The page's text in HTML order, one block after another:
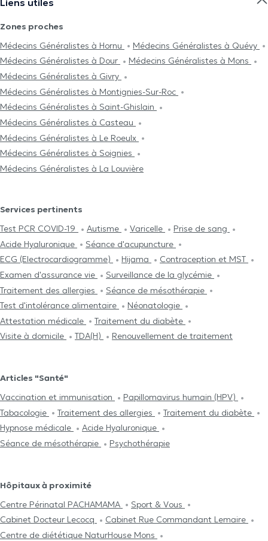
Zones proches
Médecins Généralistes à Hornu
Médecins Généralistes à Quévy
Médecins Généralistes à Dour
Médecins Généralistes à Mons
Médecins Généralistes à Givry
Médecins Généralistes à Montignies-Sur-Roc
Médecins Généralistes à Saint-Ghislain
Médecins Généralistes à Casteau
Médecins Généralistes à Le Roeulx
Médecins Généralistes à Soignies
Médecins Généralistes à La Louvière
Services pertinents
Test PCR COVID-19
Autisme Varicelle
Prise de sang
Acide Hyaluronique
Séance d'acupuncture
ECG (Electrocardiogramme)
Hijama
Contraception et MST
Examen d'assurance vie
Surveillance de la glycémie
Traitement des allergies
Séance de mésothérapie
Test d'intolérance alimentaire
Néonatologie
Attestation médicale
Traitement du diabète
Visite à domicile
TDA(H) Renouvellement de traitement
Articles "Santé"
Vaccination et immunisation
Papillomavirus humain (HPV)
Tabacologie
Traitement des allergies
Traitement du diabète
Hypnose médicale
Acide Hyaluronique
Séance de mésothérapie
Psychothérapie
Hôpitaux à proximité
Centre Périnatal PACHAMAMA
Sport & Vous
Cabinet Docteur Lecocq
Cabinet Rue Commandant Lemaire
Centre de diététique NaturHouse Mons